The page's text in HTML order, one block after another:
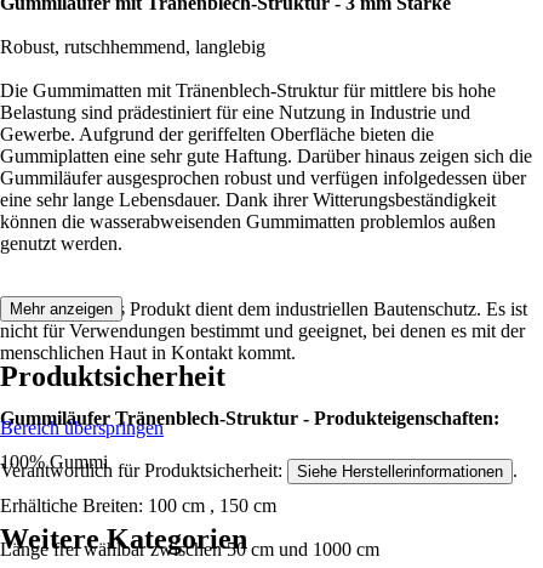
Robust, rutschhemmend, langlebig
Die Gummimatten mit Tränenblech-Struktur für mittlere bis hohe
Belastung sind prädestiniert für eine Nutzung in Industrie und
Gewerbe. Aufgrund der geriffelten Oberfläche bieten die
Gummiplatten eine sehr gute Haftung. Darüber hinaus zeigen sich die
Gummiläufer ausgesprochen robust und verfügen infolgedessen über
eine sehr lange Lebensdauer. Dank ihrer Witterungsbeständigkeit
können die wasserabweisenden Gummimatten problemlos außen
genutzt werden.
Hinweis: Dieses Produkt dient dem industriellen Bautenschutz. Es ist
nicht für Verwendungen bestimmt und geeignet, bei denen es mit der
menschlichen Haut in Kontakt kommt.
Gummiläufer Tränenblech-Struktur - Produkteigenschaften:
100% Gummi
Erhältiche Breiten: 100 cm , 150 cm
Länge frei wählbar zwischen 50 cm und 1000 cm
Mehr anzeigen
Produktsicherheit
Bereich überspringen
Verantwortlich für Produktsicherheit: Siehe Herstellerinformationen .
Weitere Kategorien